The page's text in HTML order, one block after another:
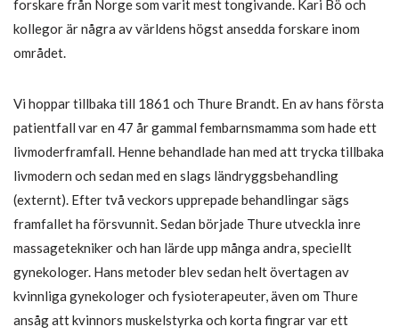
forskare från Norge som varit mest tongivande. Kari Bö och
kollegor är några av världens högst ansedda forskare inom
området.
Vi hoppar tillbaka till 1861 och Thure Brandt. En av hans första
patientfall var en 47 år gammal fembarnsmamma som hade ett
livmoderframfall. Henne behandlade han med att trycka tillbaka
livmodern och sedan med en slags ländryggsbehandling
(externt). Efter två veckors upprepade behandlingar sägs
framfallet ha försvunnit. Sedan började Thure utveckla inre
massagetekniker och han lärde upp många andra, speciellt
gynekologer. Hans metoder blev sedan helt övertagen av
kvinnliga gynekologer och fysioterapeuter, även om Thure
ansåg att kvinnors muskelstyrka och korta fingrar var ett